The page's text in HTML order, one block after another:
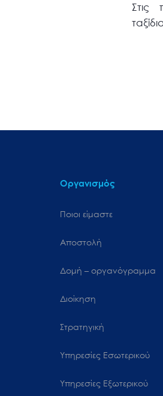
Στις
Οργανισμός
Ποιοι είμαστε
Αποστολή
Δομή – οργανόγραμμα
Διοίκηση
Στρατηγική
Υπηρεσίες Εσωτερικού
Υπηρεσίες Εξωτερικού